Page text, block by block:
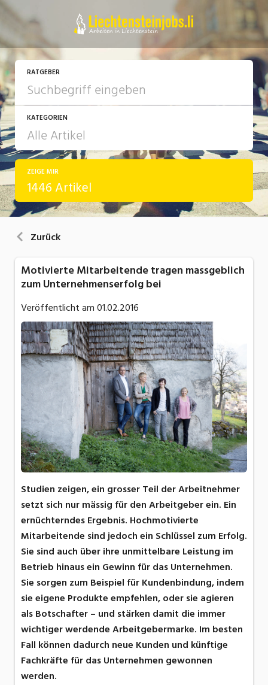
RATGEBER
KATEGORIEN
Arbeit
Ausbildung / Weiterbildung
ZEIGE MIR
1446 Artikel
Zurück
Motivierte Mitarbeitende tragen massgeblich
zum Unternehmenserfolg bei
Veröffentlicht am01.02.2016
Studien zeigen, ein grosser Teil der Arbeitnehmer
setzt sich nur mässig für den Arbeitgeber ein. Ein
ernüchterndes Ergebnis. Hochmotivierte
Mitarbeitende sind jedoch ein Schlüssel zum Erfolg.
Sie sind auch über ihre unmittelbare Leistung im
Betrieb hinaus ein Gewinn für das Unternehmen.
Sie sorgen zum Beispiel für Kundenbindung, indem
sie eigene Produkte empfehlen, oder sie agieren
als Botschafter – und stärken damit die immer
wichtiger werdende Arbeitgebermarke. Im besten
Fall können dadurch neue Kunden und künftige
Fachkräfte für das Unternehmen gewonnen
werden.